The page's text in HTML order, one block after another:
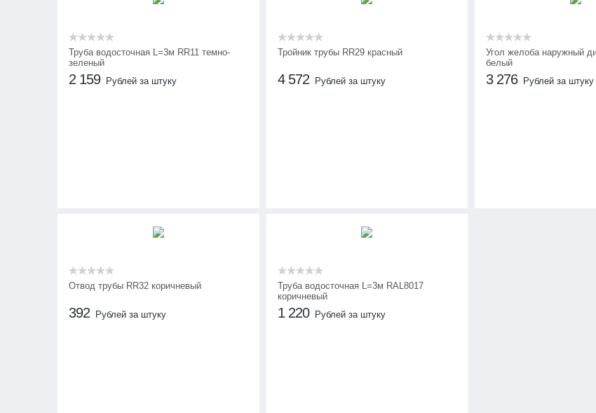
Труба водосточная L=3м RR11 темно-
зеленый
2 159 Рублей за штуку
Тройник трубы RR29 красный
4 572 Рублей за штуку
Угол желоба наружный
белый
3 276 Рублей за штуку
Отвод трубы RR32 коричневый
392 Рублей за штуку
Труба водосточная L=3м RAL8017
коричневый
1 220 Рублей за штуку